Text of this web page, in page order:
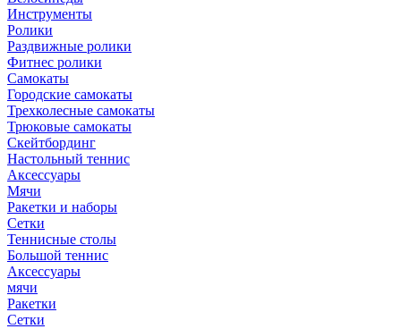
Инструменты
Ролики
Раздвижные ролики
Фитнес ролики
Самокаты
Городские самокаты
Трехколесные самокаты
Трюковые самокаты
Скейтбординг
Настольный теннис
Аксессуары
Мячи
Ракетки и наборы
Сетки
Теннисные столы
Большой теннис
Аксессуары
мячи
Ракетки
Сетки